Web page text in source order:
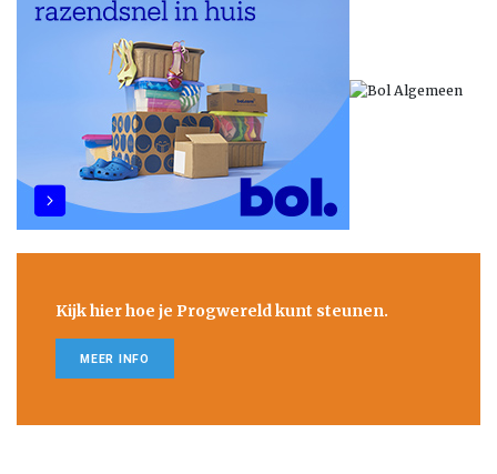
Kijk hier hoe je Progwereld kunt steunen.
MEER INFO